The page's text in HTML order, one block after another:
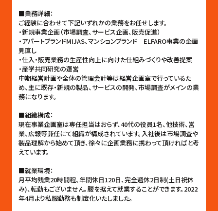
■業務詳細：
ご経験に合わせて下記いずれかの業務をお任せします。
・新規事業企画（市場調査、サービス企画、販売促進）
・アパートブランドMIJAS、マンションブランド ELFARO事業の企画
見直し
・仕入・販売業務の生産性向上に向けた仕組みづくりや改善提案
・産学共同研究の運営
中期経営計画や全体の管理会計等は経営企画室で行っているた
め、主に既存・新規の製品、サービスの開発、市場調査がメインの業
務になります。
■組織構成：
現在事業企画室は専任担当はおらず、40代の役員1名、他技術、営
業、広報等兼任にて組織が構成されています。入社後は市場調査や
製品理解から始めて頂き、徐々に企画業務に携わって頂ければと考
えています。
■就業環境：
月平均残業20時間程、年間休日120日、完全週休2日制(土日祝休
み)、転勤もございません。腰を据えて就業することができます。2022
年4月より私服勤務も制度化いたしました。